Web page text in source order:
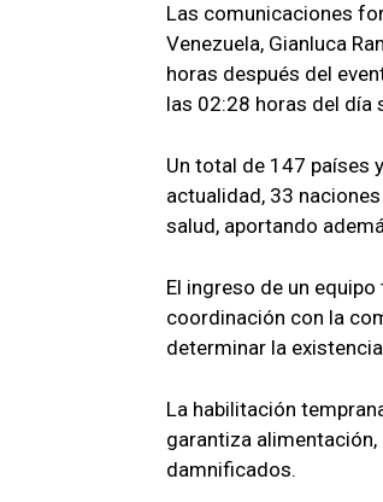
Las comunicaciones
Venezuela, Gianluca
horas después del
las 02:28 horas del día
Un total de 147 países
actualidad, 33
salud, aportando
El ingreso de un
coordinación con la
determinar la
La habilitación
garantiza
damnificados.